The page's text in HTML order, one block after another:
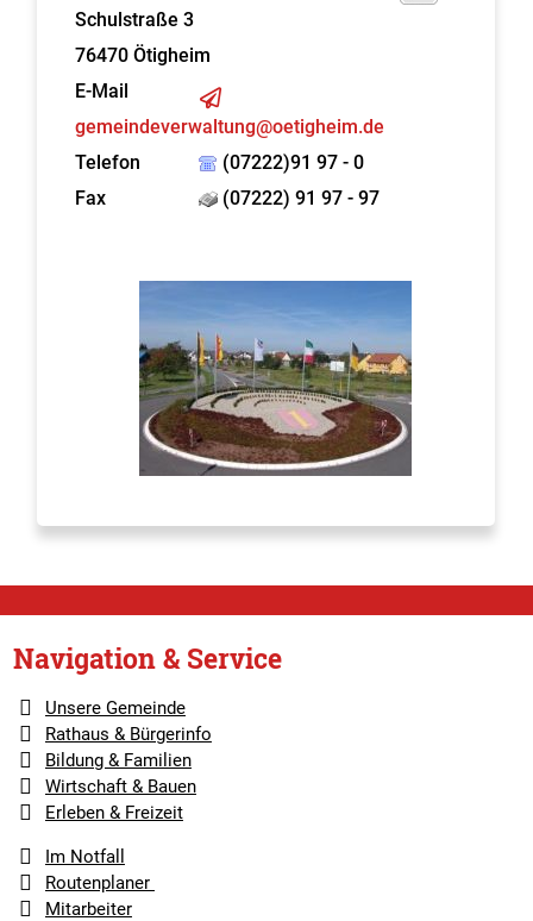
Schulstraße 3
76470 Ötigheim
E-Mail
gemeindeverwaltung@oetigheim.de
Telefon
(07222)91 97 - 0
Fax
(07222) 91 97 - 97
Navigation & Service
Unsere Gemeinde
Rathaus & Bürgerinfo
Bildung & Familien
Wirtschaft & Bauen
Erleben & Freizeit
Im Notfall
Routenplaner
Mitarbeiter